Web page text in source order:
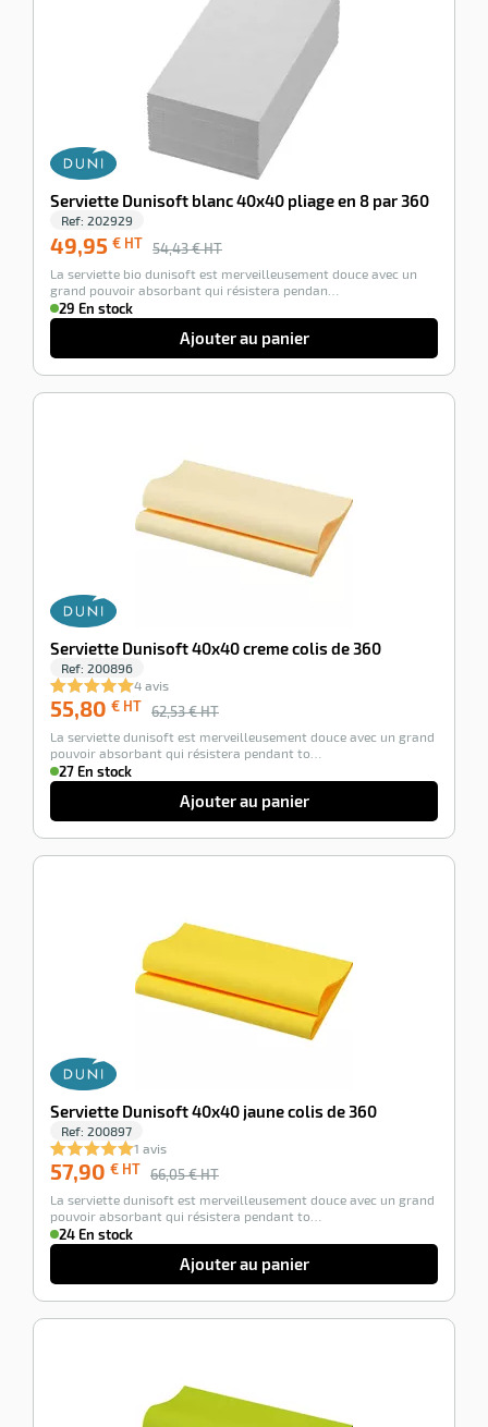
Serviette Dunisoft blanc 40x40 pliage en 8 par 360
Ref: 202929
49,95 € HT 54,43 € HT
La serviette bio dunisoft est merveilleusement douce avec un
grand pouvoir absorbant qui résistera pendan…
29 En stock
Ajouter au panier
Serviette Dunisoft 40x40 creme colis de 360
Ref: 200896
4 avis
55,80 € HT 62,53 € HT
La serviette dunisoft est merveilleusement douce avec un grand
pouvoir absorbant qui résistera pendant to…
27 En stock
Ajouter au panier
Serviette Dunisoft 40x40 jaune colis de 360
Ref: 200897
1 avis
57,90 € HT 66,05 € HT
La serviette dunisoft est merveilleusement douce avec un grand
pouvoir absorbant qui résistera pendant to…
24 En stock
Ajouter au panier